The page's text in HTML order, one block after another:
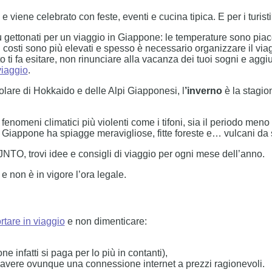
viene celebrato con feste, eventi e cucina tipica. E per i
per un viaggio in Giappone: le temperature sono
sono più elevati e spesso è necessario organizzare il
ti fa esitare, non rinunciare alla vacanza dei tuoi sogni e
.
di Hokkaido e delle Alpi Giapponesi, l ’invernoè la
climatici più violenti come i tifoni, sia il periodo meno
ha spiagge meravigliose, fitte foreste e… vulcani da
trovi idee e consigli di viaggio per ogni mese dell’anno.
non è in vigore l’ora legale.
in viaggioe non dimenticare:
infatti si paga per lo più in contanti),
ovunque una connessione internet a prezzi ragionevoli.